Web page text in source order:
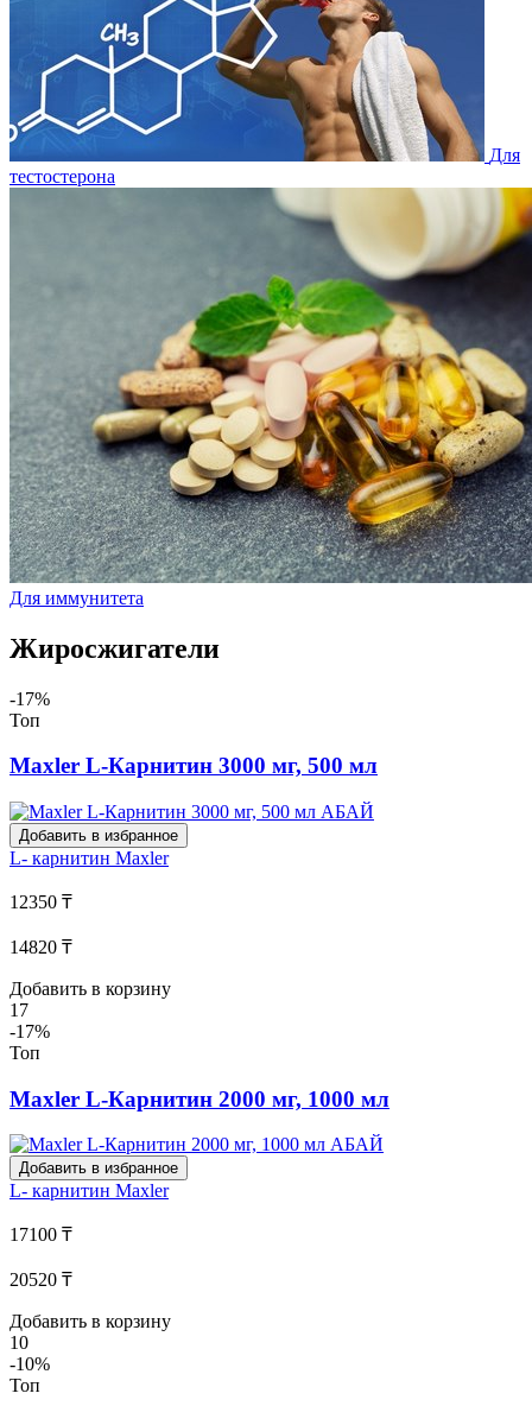
Для
тестостерона
Для иммунитета
Жиросжигатели
-17%
Топ
Maxler L-Карнитин 3000 мг, 500 мл
Добавить в избранное
L- карнитин Maxler
12350 ₸
14820 ₸
Добавить в корзину
17
-17%
Топ
Maxler L-Карнитин 2000 мг, 1000 мл
Добавить в избранное
L- карнитин Maxler
17100 ₸
20520 ₸
Добавить в корзину
10
-10%
Топ